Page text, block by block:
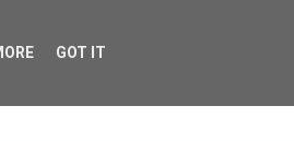
GOT IT